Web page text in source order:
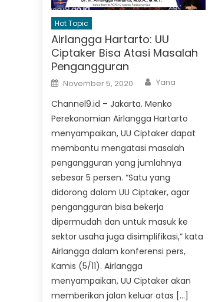
Hot Topic
Airlangga Hartarto: UU
Ciptaker Bisa Atasi Masalah
Pengangguran
Posted
on
November 5, 2020 Author
Yana
Channel9.id – Jakarta. Menko
Perekonomian Airlangga Hartarto
menyampaikan, UU Ciptaker dapat
membantu mengatasi masalah
pengangguran yang jumlahnya
sebesar 5 persen. “Satu yang
didorong dalam UU Ciptaker, agar
pengangguran bisa bekerja
dipermudah dan untuk masuk ke
sektor usaha juga disimplifikasi,” kata
Airlangga dalam konferensi pers,
Kamis (5/11). Airlangga
menyampaikan, UU Ciptaker akan
memberikan jalan keluar atas […]